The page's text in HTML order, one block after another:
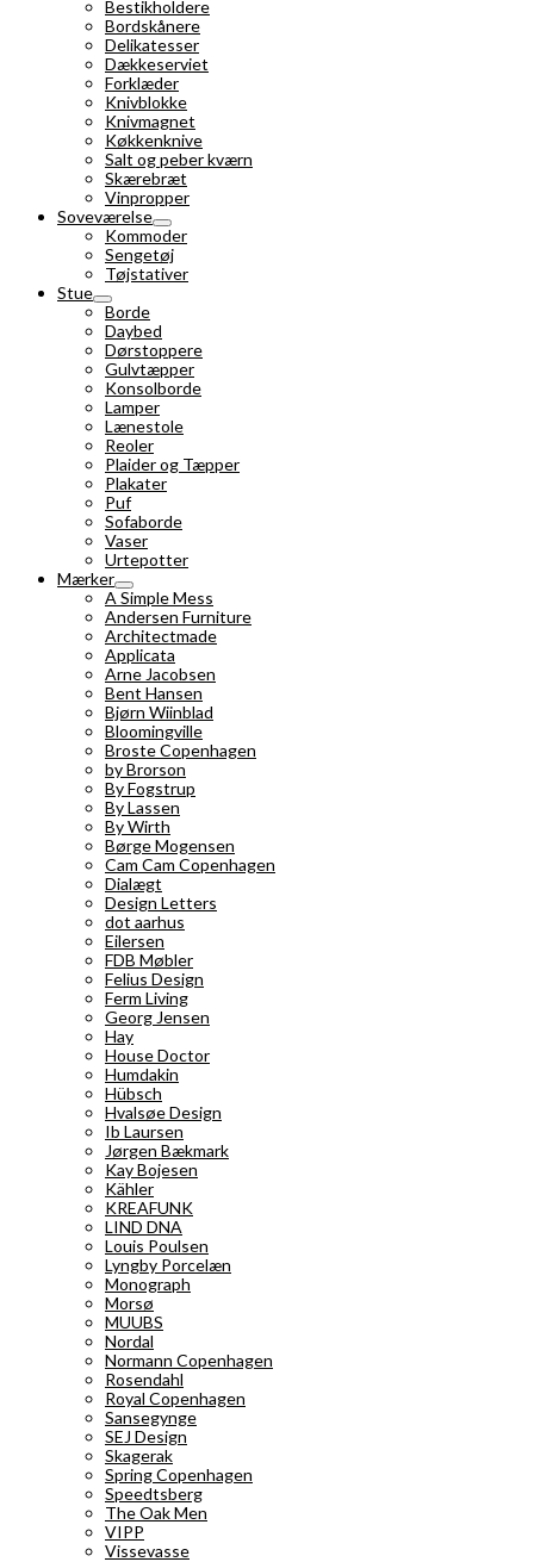
Bestikholdere
Bordskånere
Delikatesser
Dækkeserviet
Forklæder
Knivblokke
Knivmagnet
Køkkenknive
Salt og peber kværn
Skærebræt
Vinpropper
Soveværelse
Kommoder
Sengetøj
Tøjstativer
Stue
Borde
Daybed
Dørstoppere
Gulvtæpper
Konsolborde
Lamper
Lænestole
Reoler
Plaider og Tæpper
Plakater
Puf
Sofaborde
Vaser
Urtepotter
Mærker
A Simple Mess
Andersen Furniture
Architectmade
Applicata
Arne Jacobsen
Bent Hansen
Bjørn Wiinblad
Bloomingville
Broste Copenhagen
by Brorson
By Fogstrup
By Lassen
By Wirth
Børge Mogensen
Cam Cam Copenhagen
Dialægt
Design Letters
dot aarhus
Eilersen
FDB Møbler
Felius Design
Ferm Living
Georg Jensen
Hay
House Doctor
Humdakin
Hübsch
Hvalsøe Design
Ib Laursen
Jørgen Bækmark
Kay Bojesen
Kähler
KREAFUNK
LIND DNA
Louis Poulsen
Lyngby Porcelæn
Monograph
Morsø
MUUBS
Nordal
Normann Copenhagen
Rosendahl
Royal Copenhagen
Sansegynge
SEJ Design
Skagerak
Spring Copenhagen
Speedtsberg
The Oak Men
VIPP
Vissevasse